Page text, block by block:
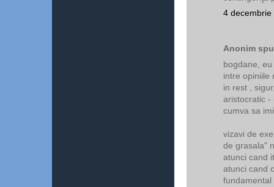
4
Anonim
bogdane,
intre opiniile
in rest ,
aristocratic -
cumva sa
vizavi de
de grasala"
atunci cand
atunci cand